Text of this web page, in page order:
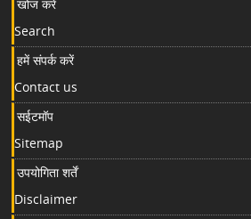
खोज करें
Search
हमें संपर्क करें
Contact us
सईटमॉप
Sitemap
उपयोगिता शर्तें
Disclaimer